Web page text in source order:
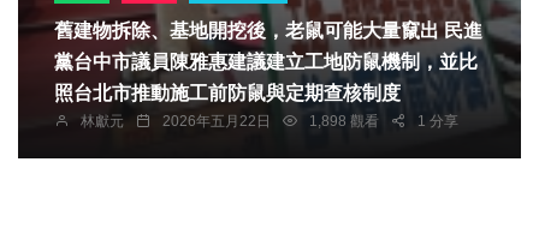
舊建物拆除、基地開挖後，老鼠可能大量竄出 民進
黨台中市議員陳雅惠建議建立工地防鼠機制，並比
照台北市推動施工前防鼠與定期查核制度
林獻元 2026年五月22日 1,898 觀看 1 分享